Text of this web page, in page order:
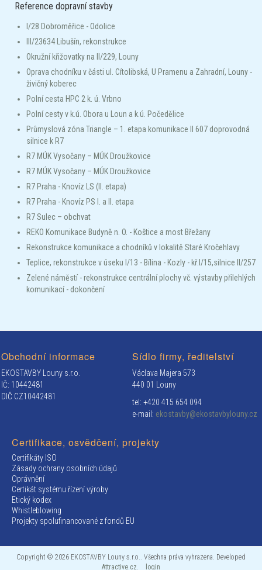
Reference dopravní stavby
I/28 Dobroměřice - Odolice
III/23634 Libušín, rekonstrukce
Okružní křižovatky na II/229, Louny
Oprava chodníku v části ul. Cítolibská, U Pramenu a Zahradní, Louny -
živičný koberec
Polní cesta HPC 2 k. ú. Vrbno
Polní cesty v k.ú. Obora u Loun a k.ú. Počedělice
Průmyslová zóna Triangle – 1. etapa komunikace II 607 doprovodná
silnice k R7
R7 MÚK Vysočany – MÚK Droužkovice
R7 MÚK Vysočany – MÚK Droužkovice
R7 Praha - Knovíz LS (II. etapa)
R7 Praha - Knovíz PS I. a II. etapa
R7 Sulec – obchvat
REKO Komunikace Budyně n. O. - Koštice a most Břežany
Rekonstrukce komunikace a chodníků v lokalitě Staré Kročehlavy
Teplice, rekonstrukce v úseku I/13 - Bílina - Kozly - kř.I/15,silnice II/257
Zelené náměstí - rekonstrukce centrální plochy vč. výstavby přilehlých
komunikací - dokončení
Obchodní informace
EKOSTAVBY Louny s.r.o.
IČ: 10442481
DIČ CZ10442481
Sídlo firmy, ředitelství
Václava Majera 573
440 01 Louny
tel: +420 415 654 094
e-mail: ekostavby@ekostavbylouny.cz
Certifikace, osvědčení, projekty
Certifikáty ISO
Zásady ochrany osobních údajů
Oprávnění
Certikát systému řízení výroby
Etický kodex
Whistleblowing
Projekty spolufinancované z fondů EU
Copyright © 2026 EKOSTAVBY Louny s.r.o.. Všechna práva vyhrazena. Developed
Attractive.cz. login